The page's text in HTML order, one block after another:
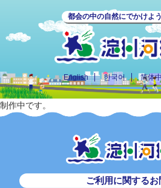
都会の中の自然にでかけよ
English 한국어 简体
制作中です。
ご利用に関するお